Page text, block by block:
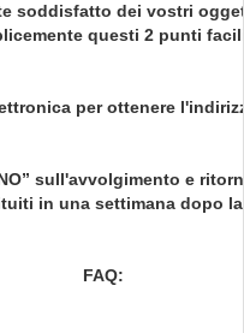
soddisfatto dei vostri
questi 2 punti
per ottenere
sull'avvolgimento e
in una settimana dopo
FAQ: